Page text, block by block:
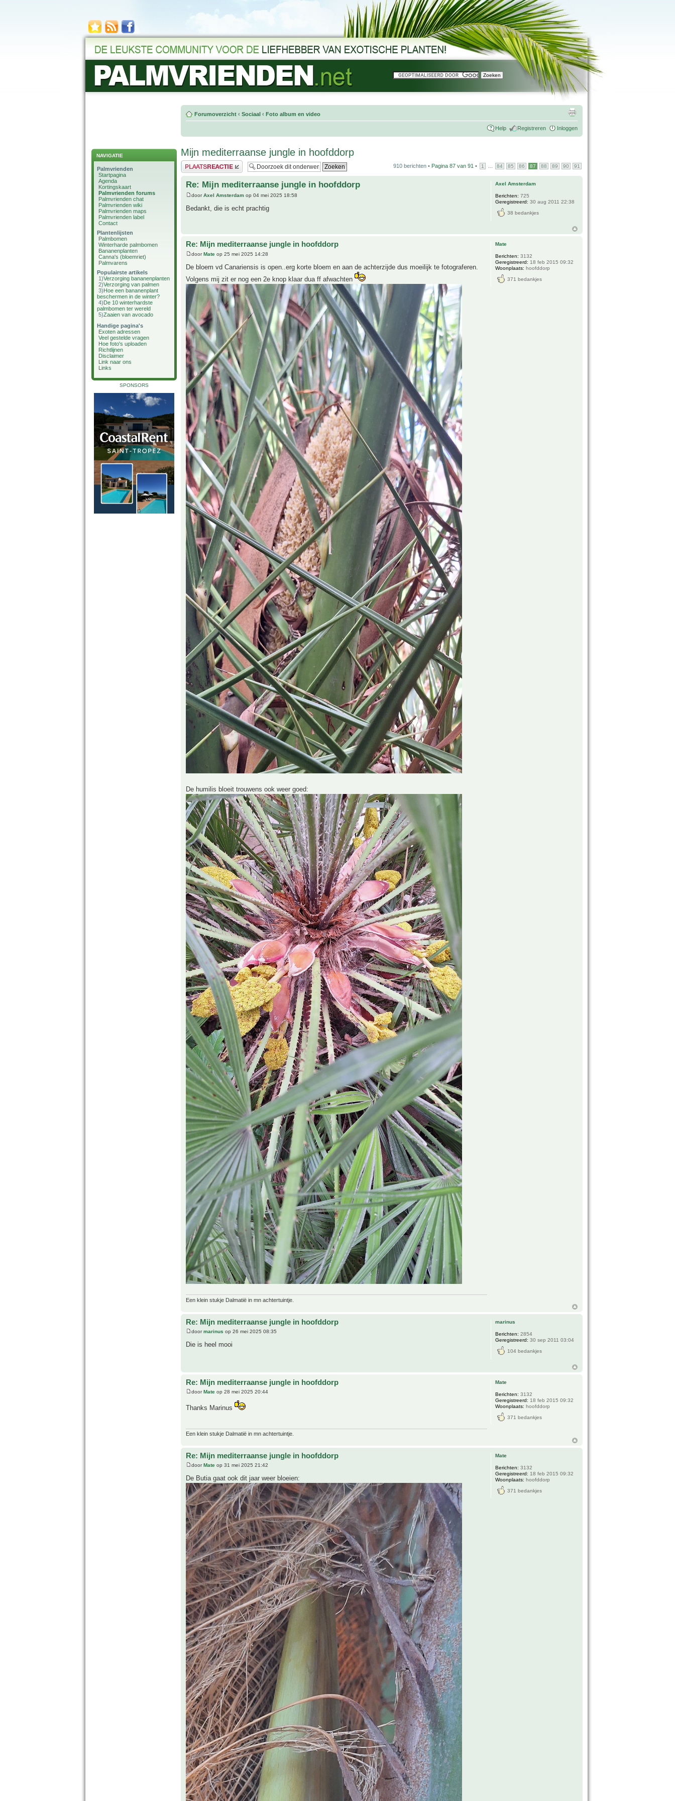
NAVIGATIE
Palmvrienden
Startpagina
Agenda
Kortingskaart
Palmvrienden forums
Palmvrienden chat
Palmvrienden wiki
Palmvrienden maps
Palmvrienden label
Contact
Plantenlijsten
Palmbomen
Winterharde palmbomen
Bananenplanten
Canna's (bloemriet)
Palmvarens
Populairste artikels
1)Verzorging bananenplanten
2)Verzorging van palmen
3)Hoe een bananenplant
beschermen in de winter?
4)De 10 winterhardste
palmbomen ter wereld
5)Zaaien van avocado
Handige pagina's
Exoten adressen
Veel gestelde vragen
Hoe foto's uploaden
Richtlijnen
Disclaimer
Link naar ons
Links
SPONSORS
Forumoverzicht ‹ Sociaal ‹ Foto album en video
Help Registreren Inloggen
Mijn mediterraanse jungle in hoofddorp
Plaats een reactie 910 berichten • Pagina 87 van 91 • 1 84 85 86 87 88 89 90 91
Re: Mijn mediterraanse jungle in hoofddorp
doorAxel Amsterdam op 04 mei 2025 18:58
Bedankt, die is echt prachtig
Axel Amsterdam
Berichten: 725
Geregistreerd: 30 aug 2011 22:38
38 bedankjes
Re: Mijn mediterraanse jungle in hoofddorp
doorMate op 25 mei 2025 14:28
De bloem vd Canariensis is open..erg korte bloem en aan de achterzijde dus moeilijk te fotograferen.
Volgens mij zit er nog een 2e knop klaar dua ff afwachten
De humilis bloeit trouwens ook weer goed:
Een klein stukje Dalmatië in mn achtertuintje.
Mate
Berichten: 3132
Geregistreerd: 18 feb 2015 09:32
Woonplaats: hoofddorp
371 bedankjes
Re: Mijn mediterraanse jungle in hoofddorp
doormarinus op 26 mei 2025 08:35
Die is heel mooi
marinus
Berichten: 2854
Geregistreerd: 30 sep 2011 03:04
104 bedankjes
Re: Mijn mediterraanse jungle in hoofddorp
doorMate op 28 mei 2025 20:44
Thanks Marinus
Een klein stukje Dalmatië in mn achtertuintje.
Mate
Berichten: 3132
Geregistreerd: 18 feb 2015 09:32
Woonplaats: hoofddorp
371 bedankjes
Re: Mijn mediterraanse jungle in hoofddorp
doorMate op 31 mei 2025 21:42
De Butia gaat ook dit jaar weer bloeien:
Mate
Berichten: 3132
Geregistreerd: 18 feb 2015 09:32
Woonplaats: hoofddorp
371 bedankjes